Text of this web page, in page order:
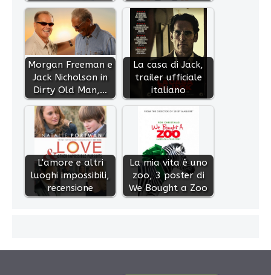
Morgan Freeman e
Jack Nicholson in
Dirty Old Man,…
La casa di Jack,
trailer ufficiale
italiano
L'amore e altri
luoghi impossibili,
recensione
La mia vita è uno
zoo, 3 poster di
We Bought a Zoo